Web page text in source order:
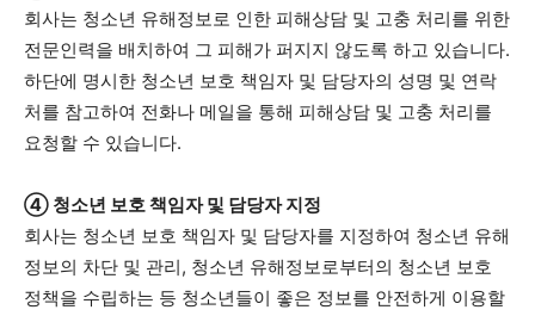
회사는 청소년 유해정보로 인한 피해상담 및 고충 처리를 위한
전문인력을 배치하여 그 피해가 퍼지지 않도록 하고 있습니다.
하단에 명시한 청소년 보호 책임자 및 담당자의 성명 및 연락
처를 참고하여 전화나 메일을 통해 피해상담 및 고충 처리를
요청할 수 있습니다.
④ 청소년 보호 책임자 및 담당자 지정
회사는 청소년 보호 책임자 및 담당자를 지정하여 청소년 유해
정보의 차단 및 관리, 청소년 유해정보로부터의 청소년 보호
정책을 수립하는 등 청소년들이 좋은 정보를 안전하게 이용할